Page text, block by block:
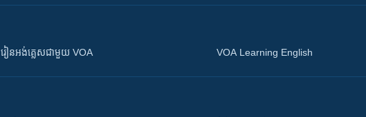
រៀន​​​​​​អង់គ្លេស​​ជាមួយ VOA VOA Learning English